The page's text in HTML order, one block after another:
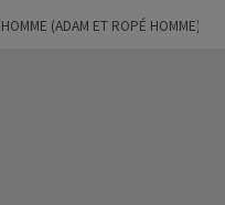
(ADAM ET ROPÉ HOMME)